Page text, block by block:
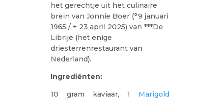
het gerechtje uit het culinaire
brein van Jonnie Boer (°9 januari
1965 / + 23 april 2025) van ***De
Librije (het enige
driesterrenrestaurant van
Nederland).
Ingrediënten:
10 gram kaviaar, 1 Marigold